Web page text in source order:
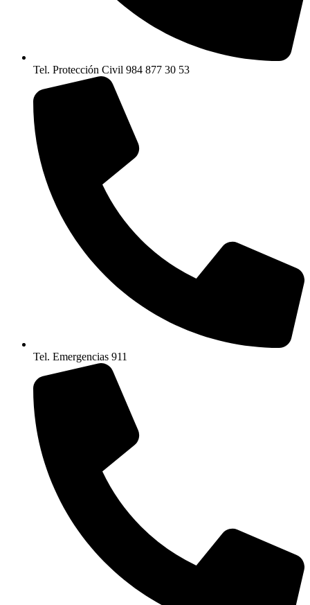
Tel. Protección Civil 984 877 30 53
Tel. Emergencias 911